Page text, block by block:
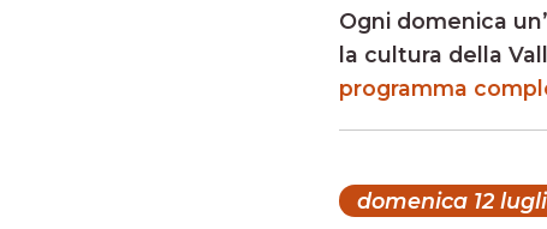
Ogni domenica
la cultura della
programma
domenica 12